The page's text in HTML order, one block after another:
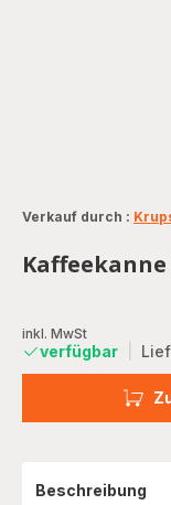
Verkauf durch :
Kaffeekanne
inkl. MwSt
verfügbar
Beschreibung